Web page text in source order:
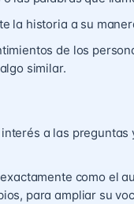
la historia a su
de los
similar.
a las preguntas
como el
para ampliar su